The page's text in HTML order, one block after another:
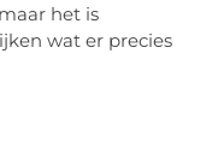
het is
wat er precies